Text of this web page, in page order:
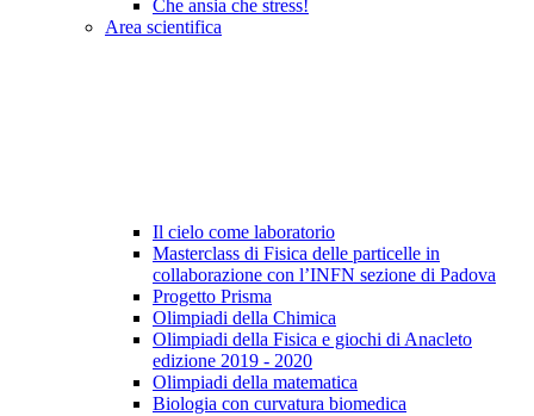
Che ansia che stress!
Area scientifica
Il cielo come laboratorio
Masterclass di Fisica delle particelle in
collaborazione con l’INFN sezione di Padova
Progetto Prisma
Olimpiadi della Chimica
Olimpiadi della Fisica e giochi di Anacleto
edizione 2019 - 2020
Olimpiadi della matematica
Biologia con curvatura biomedica